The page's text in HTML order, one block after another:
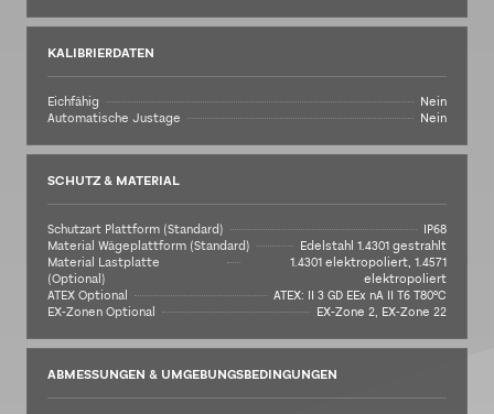
KALIBRIERDATEN
Eichfähig
Nein
Automatische Justage
Nein
SCHUTZ & MATERIAL
Schutzart Plattform (Standard)
IP68
Material Wägeplattform (Standard)
Edelstahl 1.4301 gestrahlt
Material Lastplatte
(Optional)
1.4301 elektropoliert, 1.4571
elektropoliert
ATEX Optional
ATEX: II 3 GD EEx nA II T6 T80°C
EX-Zonen Optional
EX-Zone 2, EX-Zone 22
ABMESSUNGEN & UMGEBUNGSBEDINGUNGEN